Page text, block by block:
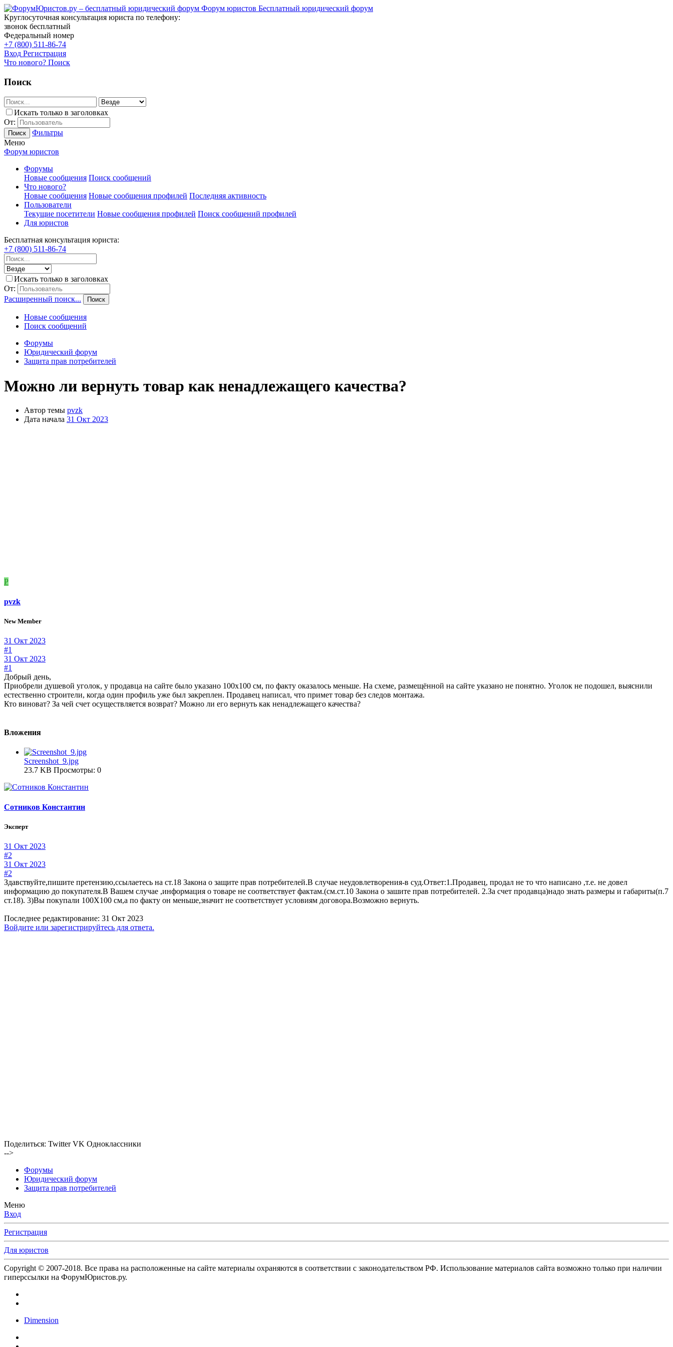
Форум юристов Бесплатный юридический форум
Круглосуточная консультация юриста по телефону:
звонок бесплатный
Федеральный номер
+7 (800) 511-86-74
Вход Регистрация
Что нового? Поиск
Поиск
Искать только в заголовках
От:
Поиск
Фильтры
Меню
Форум юристов
Форумы
Новые сообщения Поиск сообщений
Что нового?
Новые сообщения Новые сообщения профилей Последняя активность
Пользователи
Текущие посетители Новые сообщения профилей Поиск сообщений профилей
Для юристов
Бесплатная консультация юриста:
+7 (800) 511-86-74
Искать только в заголовках
От:
Расширенный поиск...
Поиск
Новые сообщения
Поиск сообщений
Форумы
Юридический форум
Защита прав потребителей
Можно ли вернуть товар как ненадлежащего качества?
Автор темы pvzk
Дата начала 31 Окт 2023
P
pvzk
New Member
31 Окт 2023
#1
31 Окт 2023
#1
Добрый день,
Приобрели душевой уголок, у продавца на сайте было указано 100х100 см, по факту оказалось меньше. На схеме, размещённой на сайте указано не понятно. Уголок не подошел, выяснили
естественно строители, когда один профиль уже был закреплен. Продавец написал, что примет товар без следов монтажа.
Кто виноват? За чей счет осуществляется возврат? Можно ли его вернуть как ненадлежащего качества?
Вложения
Screenshot_9.jpg
23.7 KB Просмотры: 0
Сотников Константин
Эксперт
31 Окт 2023
#2
31 Окт 2023
#2
Здавствуйте,пишите претензию,ссылаетесь на ст.18 Закона о защите прав потребителей.В случае неудовлетворения-в суд.Ответ:1.Продавец, продал не то что написано ,т.е. не довел
информацию до покупателя.В Вашем случае ,информация о товаре не соответствует фактам.(см.ст.10 Закона о зашите прав потребителей. 2.За счет продавца)надо знать размеры и габариты(п.7
ст.18). 3)Вы покупали 100Х100 см,а по факту он меньше,значит не соответствует условиям договора.Возможно вернуть.
Последнее редактирование: 31 Окт 2023
Войдите или зарегистрируйтесь для ответа.
Поделиться: Twitter VK Одноклассники
-->
Форумы
Юридический форум
Защита прав потребителей
Меню
Вход
Регистрация
Для юристов
Copyright © 2007-2018. Все права на расположенные на сайте материалы охраняются в соответствии с законодательством РФ. Использование материалов сайта возможно только при наличии
гиперссылки на ФорумЮристов.ру.
Dimension